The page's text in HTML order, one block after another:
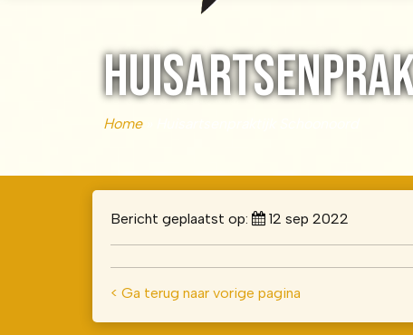
Home»
Bericht geplaatst op: 12 sep 2022
< Ga terug naar vorige pagina